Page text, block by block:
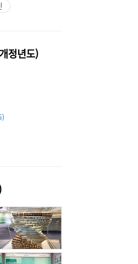
정년도)